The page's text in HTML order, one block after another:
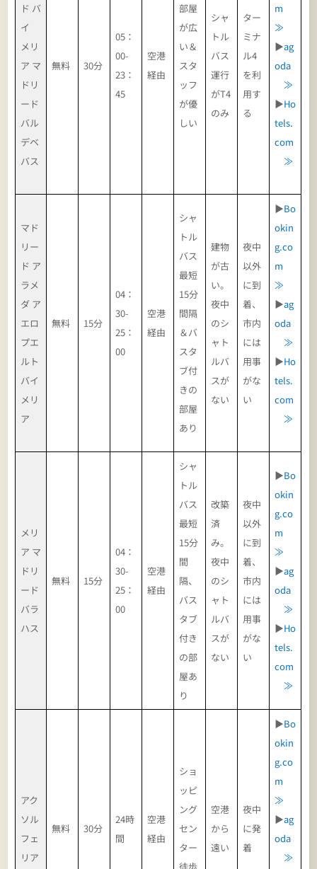
ド バ
イ
メリ
ア マ
ドリ
ード
バル
デベ
バス
無料 30分
05：
00-
23：
45
空港
経由
部屋
が広
い＆
スタ
ッフ
が優
しい
シャ
トル
バス
運行
がT4
のみ
ター
ミナ
ル4
を利
用す
る
m
≫
▶ag
oda
≫
▶Ho
tels.
com
≫
マド
リー
ド ア
ラメ
ダ ア
エロ
プエ
ルト
バイ
メリ
ア
無料 15分
04：
30-
25：
00
空港
経由
シャ
トル
バス
最短
15分
間隔
＆バ
スタ
ブ付
きの
部屋
あり
建物
が古
い。
夜中
のシ
ャト
ルバ
スが
ない
夜中
以外
に到
着、
市内
には
用事
がな
い
▶Bo
okin
g.co
m
≫
▶ag
oda
≫
▶Ho
tels.
com
≫
メリ
ア マ
ドリ
ード
バラ
ハス
無料 15分
04：
30-
25：
00
空港
経由
シャ
トル
バス
最短
15分
間
隔、
バス
タブ
付き
の部
屋あ
り
改築
済
み。
夜中
のシ
ャト
ルバ
スが
ない
夜中
以外
に到
着、
市内
には
用事
がな
い
▶Bo
okin
g.co
m
≫
▶ag
oda
≫
▶Ho
tels.
com
≫
アク
ソル
フェ
リア
無料 30分
24時
間
空港
経由
ショ
ッピ
ング
セン
ター
徒歩
空港
から
遠い
夜中
に発
着
▶Bo
okin
g.co
m
≫
▶ag
oda
≫